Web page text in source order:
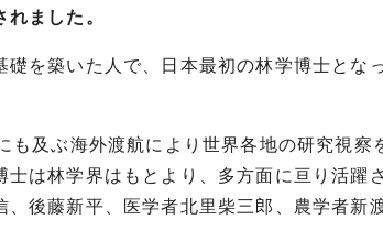
ました。
を築いた人で、日本最初の林学博士とな
及ぶ海外渡航により世界各地の研究視察
は林学界はもとより、多方面に亘り活躍
後藤新平、医学者北里柴三郎、農学者新